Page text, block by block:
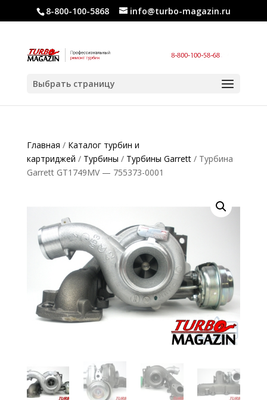
8-800-100-5868 info@turbo-magazin.ru
Выбрать страницу
Главная / Каталог турбин и
картриджей / Турбины / Турбины Garrett/ Турбина
Garrett GT1749MV — 755373-0001